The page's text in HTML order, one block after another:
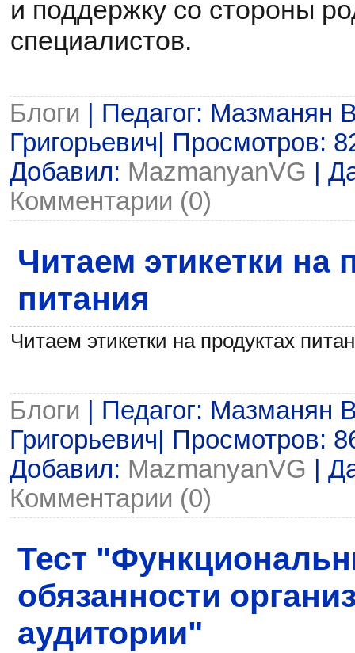
и поддержку со стороны
специалистов.
Блоги | Педагог: Мазманян
Григорьевич| Просмотров:
Добавил: MazmanyanVG |
Комментарии (0)
Читаем этикетки на
питания
Читаем этикетки на продуктах
Блоги | Педагог: Мазманян
Григорьевич| Просмотров:
Добавил: MazmanyanVG |
Комментарии (0)
Тест
обязанности
аудитории"